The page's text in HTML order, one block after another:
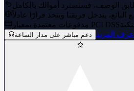
مدفوعات معتمدة بمعيار PCI DSS
دعم مباشر على مدار الساعة اعرف المزيد